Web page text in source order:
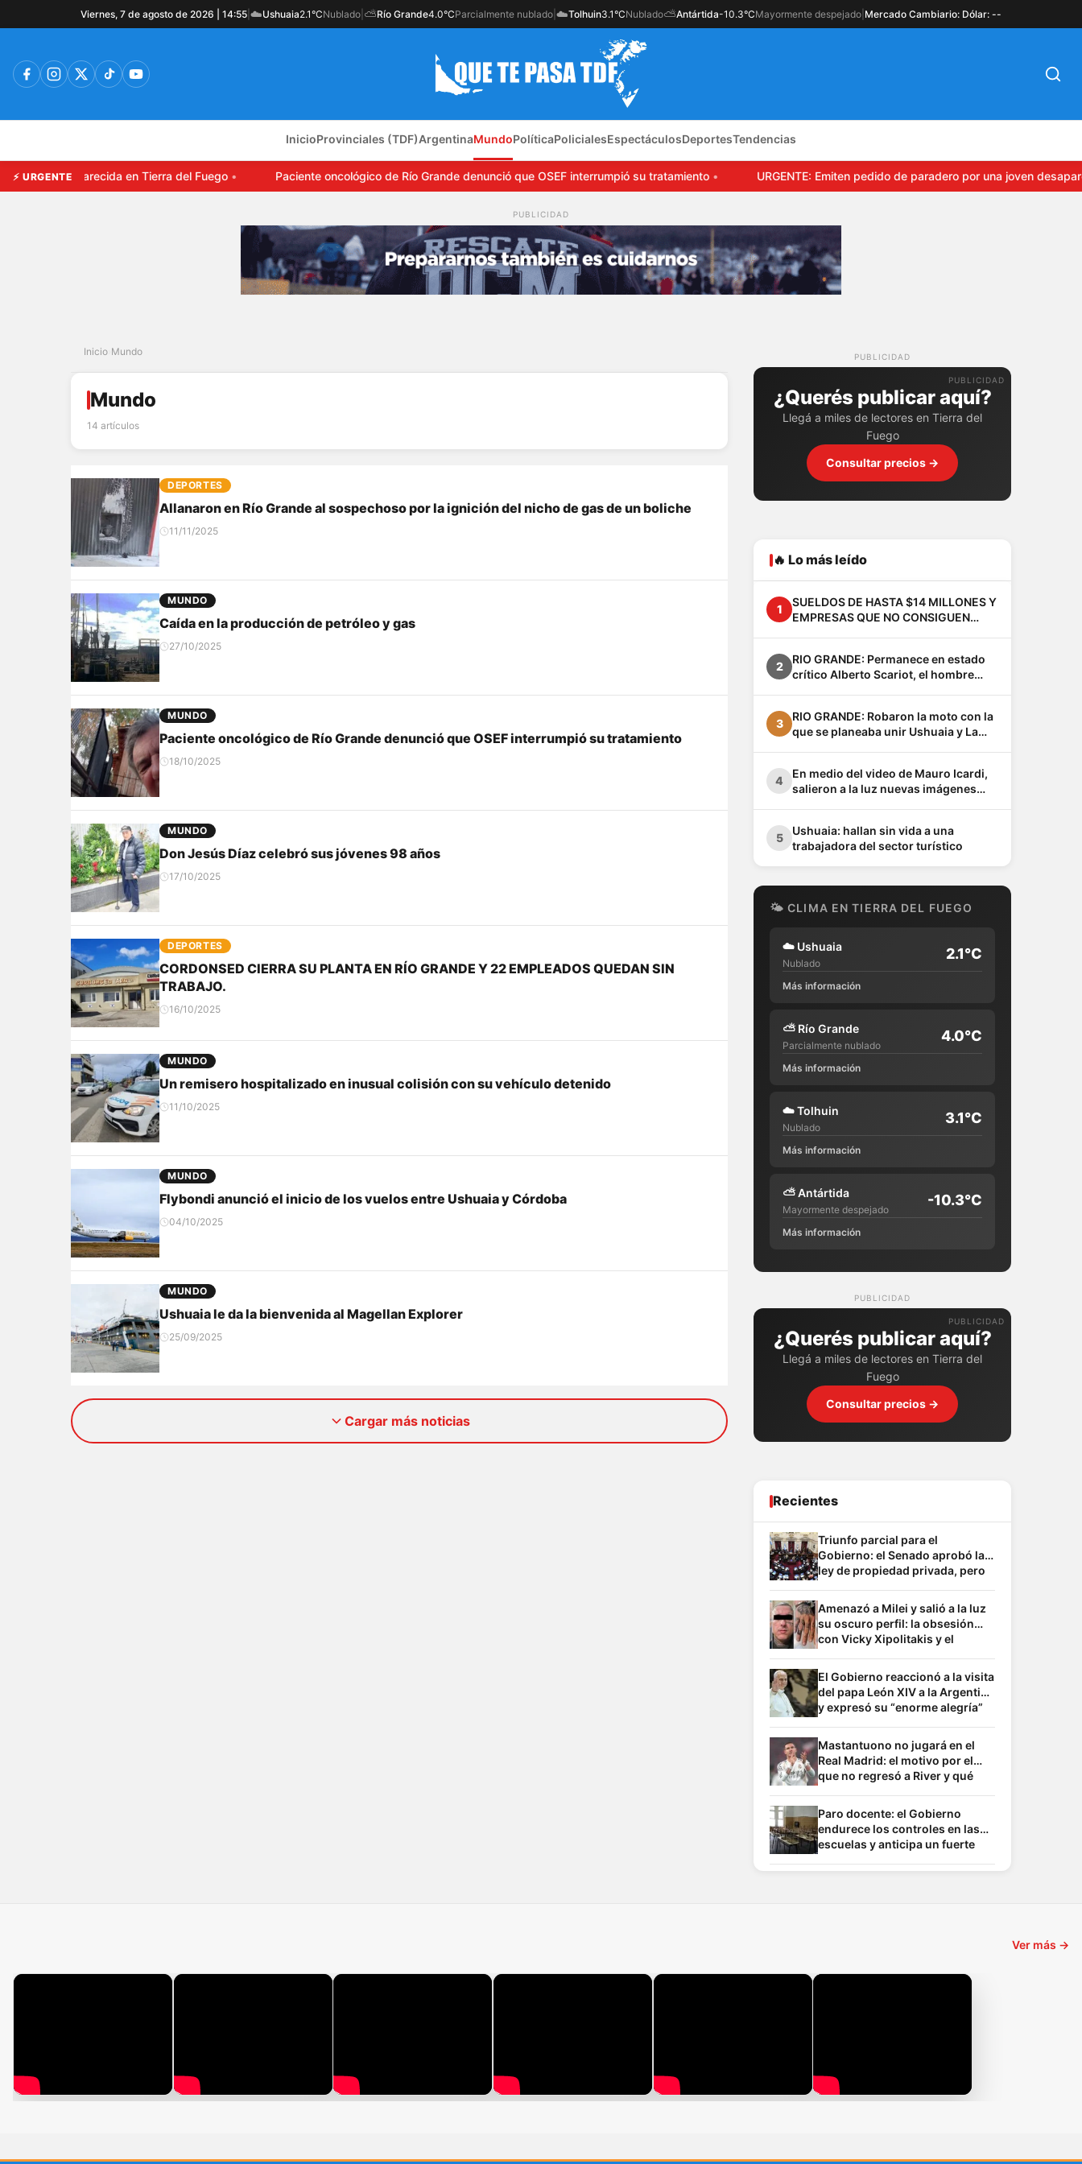
Viernes, 7 de agosto de 2026 | 14:55 ☁️Ushuaia2.1°CNublado ⛅Río Grande4.0°CParcialmente nublado ☁️Tolhuin3.1°CNublado⛅Antártida-10.3°CMayormente despejado Mercado Cambiario: Dólar: --
InicioProvinciales (TDF)ArgentinaMundoPolíticaPolicialesEspectáculosDeportesTendencias
⚡ URGENTE
joven desaparecida en Tierra del Fuego Paciente oncológico de Río Grande denunció que OSEF interrumpió su tratamiento URGENTE: Emiten pedido de paradero por una joven
Inicio Mundo
Mundo
14 artículos
DEPORTES
Allanaron en Río Grande al sospechoso por la ignición del nicho de gas de un boliche
11/11/2025
MUNDO
Caída en la producción de petróleo y gas
27/10/2025
MUNDO
Paciente oncológico de Río Grande denunció que OSEF interrumpió su tratamiento
18/10/2025
MUNDO
Don Jesús Díaz celebró sus jóvenes 98 años
17/10/2025
DEPORTES
CORDONSED CIERRA SU PLANTA EN RÍO GRANDE Y 22 EMPLEADOS QUEDAN SIN
TRABAJO.
16/10/2025
MUNDO
Un remisero hospitalizado en inusual colisión con su vehículo detenido
11/10/2025
MUNDO
Flybondi anunció el inicio de los vuelos entre Ushuaia y Córdoba
04/10/2025
MUNDO
Ushuaia le da la bienvenida al Magellan Explorer
25/09/2025
Cargar más noticias
PUBLICIDAD
¿Querés publicar aquí?
Llegá a miles de lectores en Tierra del
Fuego
Consultar precios →
🔥 Lo más leído
1
SUELDOS DE HASTA $14 MILLONES Y
EMPRESAS QUE NO CONSIGUEN
PATAGONIA
2
RIO GRANDE: Permanece en estado
crítico Alberto Scariot, el hombre
3
RIO GRANDE: Robaron la moto con la
que se planeaba unir Ushuaia y La
4
En medio del video de Mauro Icardi,
salieron a la luz nuevas imágenes
5
Ushuaia: hallan sin vida a una
trabajadora del sector turístico
🌤 CLIMA EN TIERRA DEL FUEGO
☁️ Ushuaia
Nublado
2.1°C
Más información
⛅ Río Grande
Parcialmente nublado
4.0°C
Más información
☁️Tolhuin
Nublado
3.1°C
Más información
⛅Antártida
Mayormente despejado
-10.3°C
Más información
PUBLICIDAD
¿Querés publicar aquí?
Llegá a miles de lectores en Tierra del
Fuego
Consultar precios →
Recientes
Triunfo parcial para el
Gobierno: el Senado aprobó la
ley de propiedad privada, pero
Fuego
Amenazó a Milei y salió a la luz
su oscuro perfil: la obsesión
con Vicky Xipolitakis y el
Sabag Montiel
El Gobierno reaccionó a la visita
del papa León XIV a la Argentina
y expresó su “enorme alegría”
Mastantuono no jugará en el
Real Madrid: el motivo por el
que no regresó a River y qué
próximo destino
Paro docente: el Gobierno
endurece los controles en las
escuelas y anticipa un fuerte
Ver más →